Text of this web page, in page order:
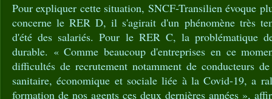
Pour expliquer cette situation, SNCF-Transilien évoque
concerne le RER D, il s'agirait d'un phénomène très
d'été des salariés. Pour le RER C, la problématique
durable. « Comme beaucoup d'entreprises en ce
difficultés de recrutement notamment de conducteurs
sanitaire, économique et sociale liée à la Covid-19, a
formation de nos agents ces deux dernières années »,